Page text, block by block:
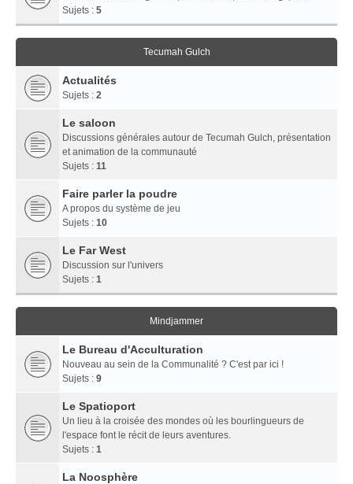
Sujets : 5
Tecumah Gulch
Actualités
Sujets : 2
Le saloon
Discussions générales autour de Tecumah Gulch, présentation
et animation de la communauté
Sujets : 11
Faire parler la poudre
A propos du système de jeu
Sujets : 10
Le Far West
Discussion sur l'univers
Sujets : 1
Mindjammer
Le Bureau d'Acculturation
Nouveau au sein de la Communalité ? C'est par ici !
Sujets : 9
Le Spatioport
Un lieu à la croisée des mondes où les bourlingueurs de
l'espace font le récit de leurs aventures.
Sujets : 1
La Noosphère